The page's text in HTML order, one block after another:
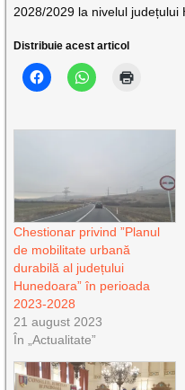
2028/2029 la nivelul județului
Distribuie acest articol
Chestionar privind ”Planul
de mobilitate urbană
durabilă al județului
Hunedoara” în perioada
2023-2028
21 august 2023
În „Actualitate”